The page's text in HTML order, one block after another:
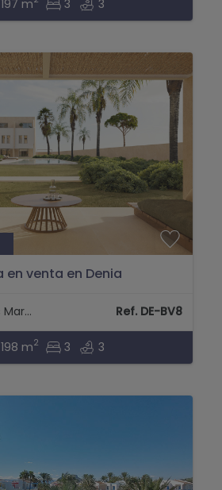
197 m 3 3
venta en Denia
Denia - Playa Las Marinas Ref. DE-BV8
198 m2 3 3